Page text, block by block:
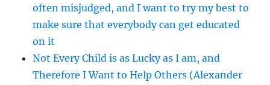
often misjudged, and I want to try my best to
make sure that everybody can get educated
on it
Not Every Child is as Lucky as I am, and
Therefore I Want to Help Others (Alexander